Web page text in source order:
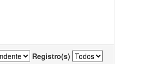
Registro(s)